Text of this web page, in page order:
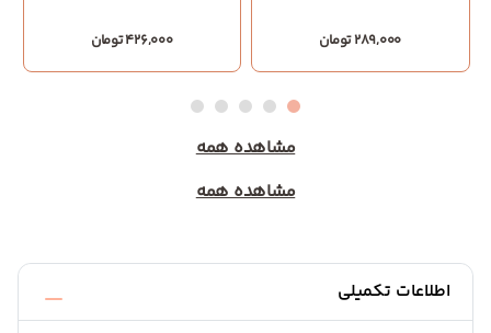
289,000 تومان 426,000 تومان
مشاهده همه
مشاهده همه
اطلاعات تکمیلی